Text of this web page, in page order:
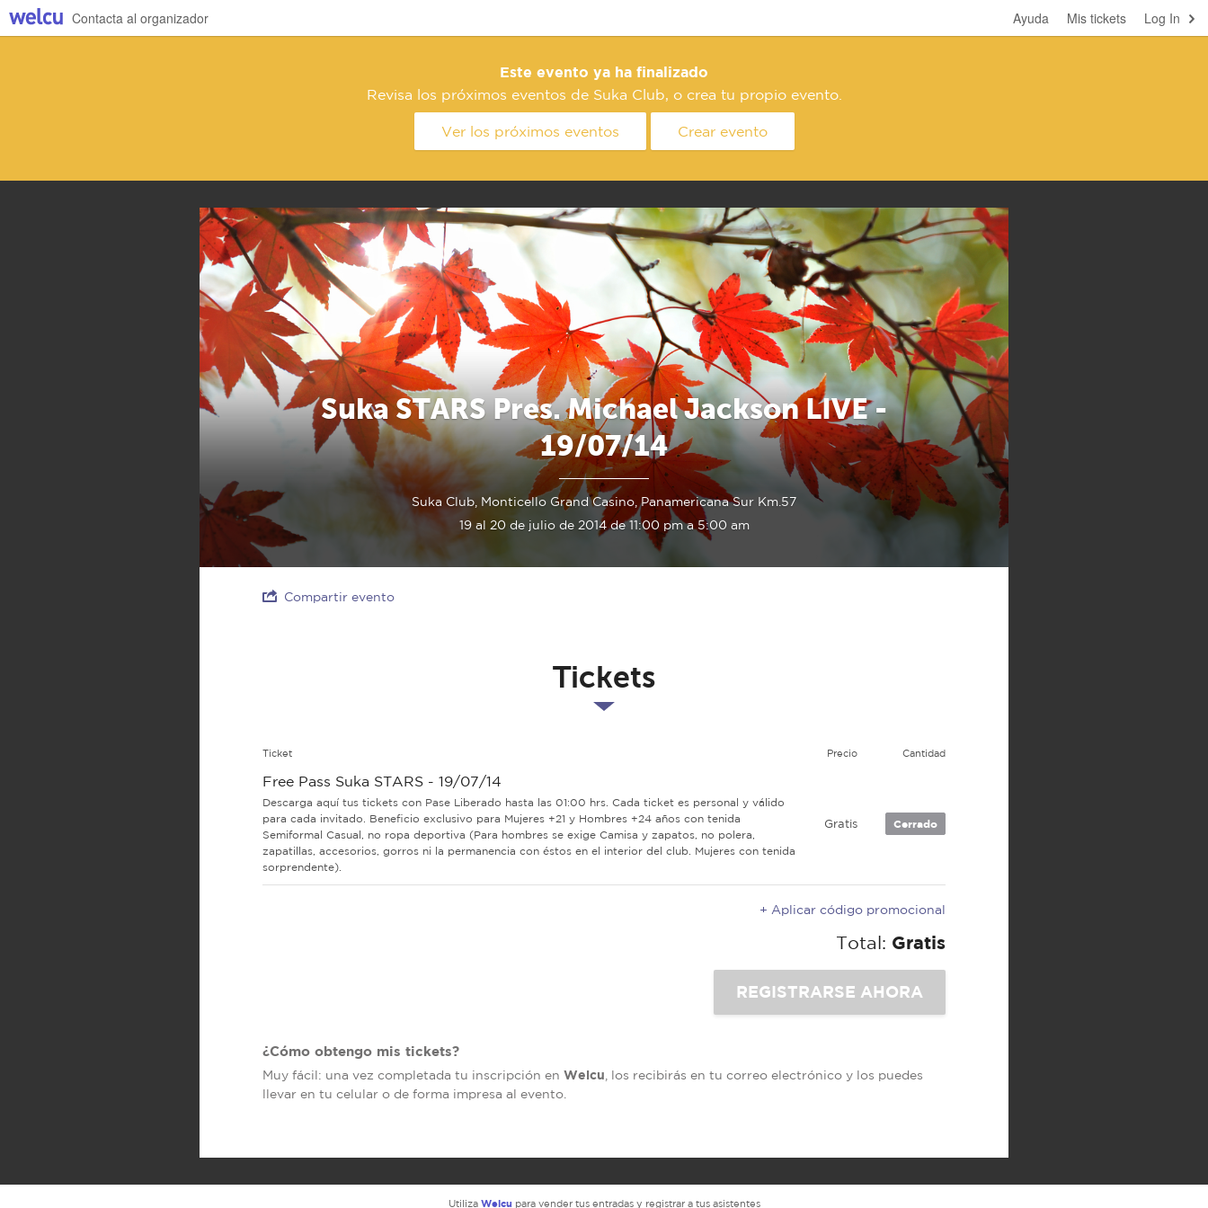
Log In
Mis tickets
Ayuda
Contacta al organizador
Este evento ya ha finalizado
Revisa los próximos eventos de Suka Club, o crea tu propio evento.
Ver los próximos eventos Crear evento
Suka STARS Pres. Michael Jackson LIVE -
19/07/14
Suka Club, Monticello Grand Casino, Panamericana Sur Km.57
19 al 20 de julio de 2014 de 11:00 pm a 5:00 am
Compartir evento
Tickets
Ticket Precio Cantidad
Free Pass Suka STARS - 19/07/14
Descarga aquí tus tickets con Pase Liberado hasta las 01:00 hrs. Cada ticket es personal y válido
para cada invitado. Beneficio exclusivo para Mujeres +21 y Hombres +24 años con tenida
Semiformal Casual, no ropa deportiva (Para hombres se exige Camisa y zapatos, no polera,
zapatillas, accesorios, gorros ni la permanencia con éstos en el interior del club. Mujeres con tenida
sorprendente).
Gratis Cerrado
+ Aplicar código promocional
Total: Gratis
¿Cómo obtengo mis tickets?
Muy fácil: una vez completada tu inscripción en Welcu , los recibirás en tu correo electrónico y los puedes
llevar en tu celular o de forma impresa al evento.
Utiliza Welcu para vender tus entradas y registrar a tus asistentes